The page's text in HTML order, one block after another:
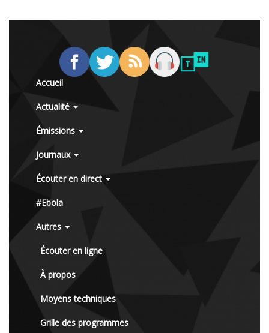
Accueil
Actualité
Émissions
Journaux
Écouter en direct
#Ebola
Autres
Écouter en ligne
À propos
Moyens techniques
Grille des programmes